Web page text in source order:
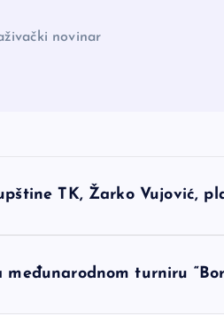
novinar
TK, Žarko Vujović,
turniru